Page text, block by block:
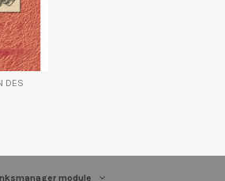
DES
module